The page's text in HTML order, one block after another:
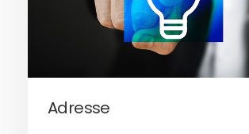
Adresse